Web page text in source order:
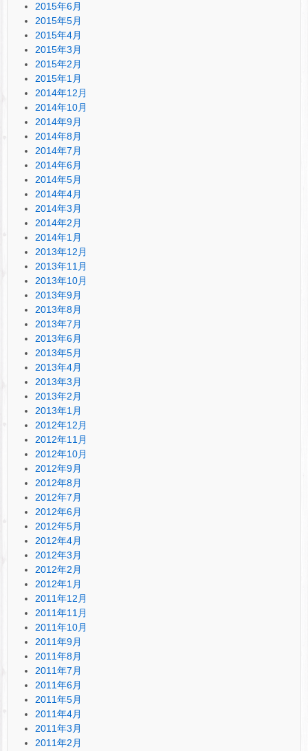
2015年6月
2015年5月
2015年4月
2015年3月
2015年2月
2015年1月
2014年12月
2014年10月
2014年9月
2014年8月
2014年7月
2014年6月
2014年5月
2014年4月
2014年3月
2014年2月
2014年1月
2013年12月
2013年11月
2013年10月
2013年9月
2013年8月
2013年7月
2013年6月
2013年5月
2013年4月
2013年3月
2013年2月
2013年1月
2012年12月
2012年11月
2012年10月
2012年9月
2012年8月
2012年7月
2012年6月
2012年5月
2012年4月
2012年3月
2012年2月
2012年1月
2011年12月
2011年11月
2011年10月
2011年9月
2011年8月
2011年7月
2011年6月
2011年5月
2011年4月
2011年3月
2011年2月